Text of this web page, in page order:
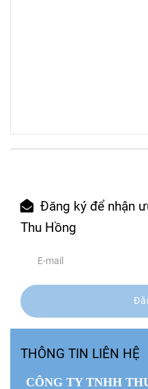
Đăng ký để nhận
Thu Hồng
THÔNG TIN LIÊN HỆ
CÔNG TY TNHH